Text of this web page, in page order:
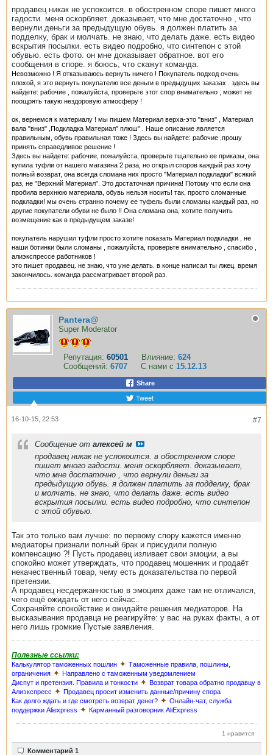
продавец никак не успокоится. в обостренном споре пишет много
гадости. меня оскорбляет. доказывает, что мне достаточно , что
вернули деньги за предыдущую обувь. я должен платить за
подделку, брак и молчать. не знаю, что делать даже. есть видео
вскрытия посылки. есть видео подробно, что синтепон с этой
обувью. есть фото. он мне доказывает обратное. вот его
сообщения в споре. я боюсь, что скажут команда.
Невозможно ! Я отказываюсь вернуть ничего ! Покупатель подход очень
плохой, я это вернуть покупателю все деньги в предыдущих заказах . здесь вы
найдете: рабочие , пожалуйста, проверьте этот спор внимательно , может не
поощрять такую нездоровую атмосферу !
ок, вернемся к материалу ! мы пишем Материал верха-это "вниз" , Материал
вала "вниз" ,Подкладка Материал" плюш" . Наше описание является
правильным, обувь правильная тоже ! Здесь вы найдете: рабочие ,прошу
принять справедливое решение !
Здесь вы найдете: рабочие, пожалуйста, проверьте тщательно ее приказы, она
купила туфли от нашего магазина 2 раза, но открыл споров каждый раз хочу
полный возврат, она всегда сломана них просто "Материал подкладки" всякий
раз, не "Верхний Материал". Это достаточная причина! Потому что если она
пробила верхнюю материала, обувь нельзя носить! так, просто сломанные
подкладки! мы очень странно почему ее туфель были сломаны каждый раз, но
другие покупатели обуви не было !! Она сломана она, хотите получить
возмещение как в предыдущем заказе!
покупатель нарушил туфли просто хотите показать Материал подкладки , не
наши ботинки были сломаны , пожалуйста, проверьте внимательно , спасибо ,
алиэкспрессе работников !
это пишет продавец. не знаю, что уже делать. в конце написал ты лжец. время
закончилось. команда рассматривает второй раз.
Pantera@
Super Moderator
Репутация: 60501 Влияние: 624
Сообщений: 6707 С нами с 15.12.13
Share
Tweet
#7
16-10-15, 22:53
Сообщение от алексей м
продавец никак не успокоится. в обостренном споре
пишет много гадости. меня оскорбляет. доказывает,
что мне достаточно , что вернули деньги за
предыдущую обувь. я должен платить за подделку, брак
и молчать. не знаю, что делать даже. есть видео
вскрытия посылки. есть видео подробно, что синтепон
с этой обувью.
Так это только вам лучше: по первому спору кажется именно
медиаторы признали полный брак и присудили полную
компенсацию ?! Пусть продавец изливает свои эмоции, а вы
спокойно может утверждать, что продавец мошенник и продаёт
некачественный товар, чему есть доказательства по первой
претензии.
А продавец несдержанностью в эмоциях даже там не отличался,
чего ещё ожидать от него сейчас..
Сохраняйте спокойствие и ожидайте решения медиаторов. На
высказывания продавца не реагируйте: у вас на руках факты, а от
него лишь громкие Пустые заявления.
Полезные ссылки:
Калькулятор таможенных пошлин ✦ Таможенные правила, пошлины,
ограничения ✦ Направлено с таможенным уведомлением
Диспут и претензия. Правила и тонкости ✦ Возврат товара обратно продавцу в
Алиэкспресс ✦ Продавец просит изменить данные/причину спора
Как долго ждать и где смотреть возврат денег? ✦ Онлайн-чат, служба
поддержки Aliexpress ✦ Карманный разговорник AliExpress
1 нравится
Комментарий 1